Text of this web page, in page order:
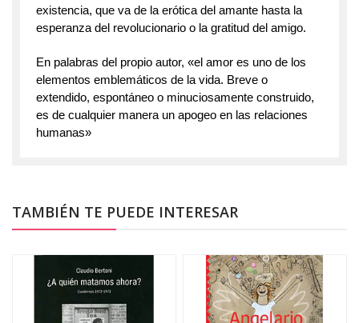
existencia, que va de la erótica del amante hasta la
esperanza del revolucionario o la gratitud del amigo.
En palabras del propio autor, «el amor es uno de los
elementos emblemáticos de la vida. Breve o
extendido, espontáneo o minuciosamente construido,
es de cualquier manera un apogeo en las relaciones
humanas»
TAMBIÉN TE PUEDE INTERESAR